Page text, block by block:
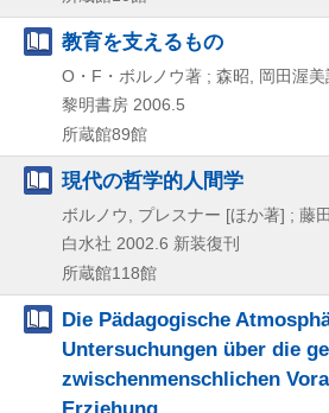
教育を支えるもの
O・F・ボルノウ著 ; 森昭, 岡田渥美
黎明書房 2006.5
所蔵館89館
現代の哲学的人間学
ボルノウ, プレスナー [ほか著] ; 藤
白水社 2002.6 新装復刊
所蔵館118館
Die Pädagogische
Untersuchungen über die
zwischenmenschlichen
Erziehung